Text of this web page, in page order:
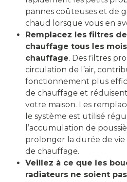
pannes coûteuses et de
chaud lorsque vous en
Remplacez les filtres
chauffage tous les
chauffage. Des filtres
circulation de l’air,
fonctionnement plus
de chauffage et
votre maison. Les
le système est utilisé
l’accumulation de
prolonger la durée de
de chauffage.
Veillez à ce que les
radiateurs ne soient